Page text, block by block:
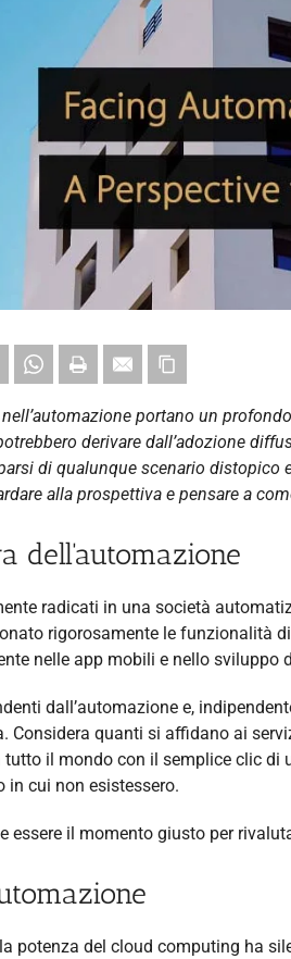
portano un
derivare dall’adozione
di qualunque scenario distopico
alla prospettiva e pensare a
dell'automazione
radicati in una società
rigorosamente le funzionalità
nelle app mobili e nello
dall’automazione e,
Considera quanti si affidano ai
il mondo con il semplice clic
in cui non esistessero.
essere il momento giusto per
potenza del cloud computing ha